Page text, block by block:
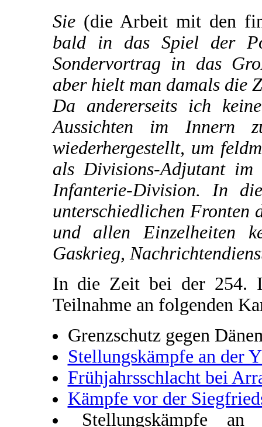
Sie (die Arbeit mit den
bald in das Spiel der
Sondervortrag in das
aber hielt man damals die
Da andererseits ich
Aussichten im Innern
wiederhergestellt, um
als Divisions-Adjutant im
Infanterie-Division. In
unterschiedlichen Fronten
und allen Einzelheiten
Gaskrieg,
In die Zeit bei der 254.
Teilnahme an folgenden
Grenzschutz gegen
Stellungskämpfe an der
Frühjahrsschlacht bei
Kämpfe vor der
Stellungskämpfe